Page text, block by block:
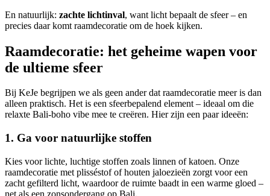
En natuurlijk: zachte lichtinval, want licht bepaalt de sfeer – en
precies daar komt raamdecoratie om de hoek kijken.
Raamdecoratie: het geheime wapen voor
de ultieme sfeer
Bij KeJe begrijpen we als geen ander dat raamdecoratie meer is dan
alleen praktisch. Het is een sfeerbepalend element – ideaal om die
relaxte Bali-boho vibe mee te creëren. Hier zijn een paar ideeën:
1. Ga voor natuurlijke stoffen
Kies voor lichte, luchtige stoffen zoals linnen of katoen. Onze
raamdecoratie met plisséstof of houten jaloezieën zorgt voor een
zacht gefilterd licht, waardoor de ruimte baadt in een warme gloed –
net als een zonsondergang op Bali.